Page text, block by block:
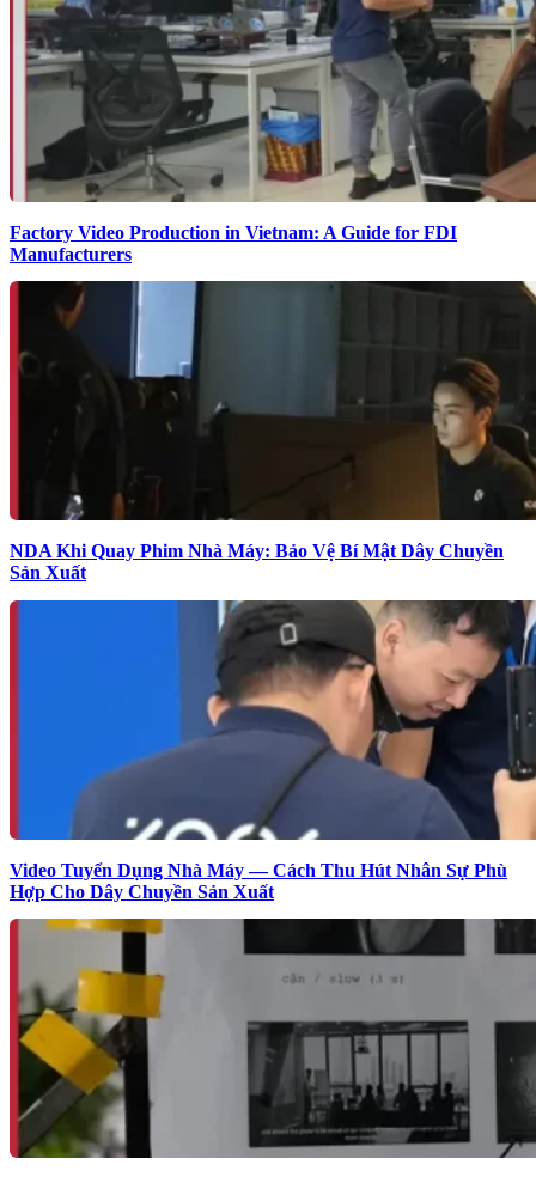
Factory Video Production in Vietnam: A Guide for FDI
Manufacturers
NDA Khi Quay Phim Nhà Máy: Bảo Vệ Bí Mật Dây Chuyền
Sản Xuất
Video Tuyển Dụng Nhà Máy — Cách Thu Hút Nhân Sự Phù
Hợp Cho Dây Chuyền Sản Xuất